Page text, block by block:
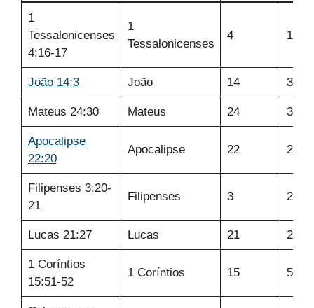
1
Tessalonicenses
4:16-17
1
Tessalonicenses
4 16-
João 14:3 João 14 3
Mateus 24:30 Mateus 24 30
Apocalipse
22:20
Apocalipse 22 20
Filipenses 3:20-
21
Filipenses 3 20-
Lucas 21:27 Lucas 21 27
1 Coríntios
15:51-52
1 Coríntios 15 51-